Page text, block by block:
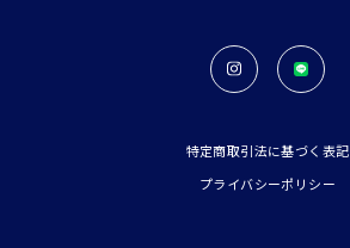
特定商取引法に基づく表記
プライバシーポリシー